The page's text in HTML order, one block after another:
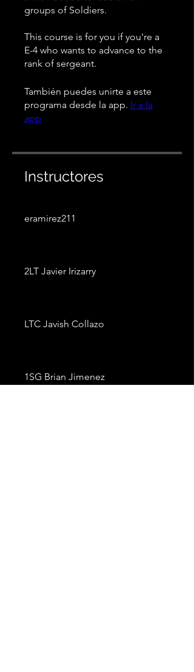
groups of Soldiers.
This course is for you if you're a
E-4 who wants to advance to the
rank of sergeant.
También puedes unirte a este
programa desde la app. Ir a la
app
Instructores
eramirez211
2LT Javier Irizarry
LTC Javish Collazo
1SG Brian Jimenez